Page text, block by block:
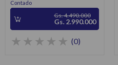
Contado
Gs. 4.490.000
Gs. 2.990.000
(0)